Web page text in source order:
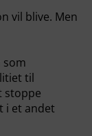
vil blive. Men
som
til
stoppe
i et andet